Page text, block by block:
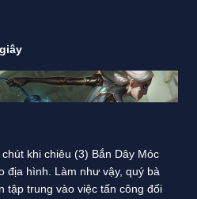
khi chiêu (3) Bắn Dây Móc
địa hình. Làm như vậy, quý bà
tập trung vào việc tấn công đối